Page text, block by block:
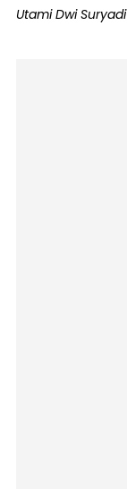
Utami Dwi Suryadi